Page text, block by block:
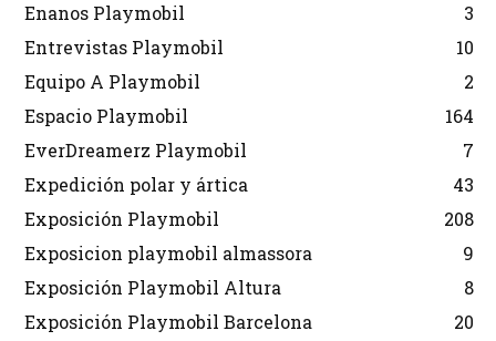
Enanos Playmobil
3
Entrevistas Playmobil
10
Equipo A Playmobil
2
Espacio Playmobil
164
EverDreamerz Playmobil
7
Expedición polar y ártica
43
Exposición Playmobil
208
Exposicion playmobil almassora
9
Exposición Playmobil Altura
8
Exposición Playmobil Barcelona
20